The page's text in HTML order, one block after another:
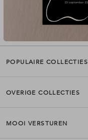
POPULAIRE COLLECTIES
OVERIGE COLLECTIES
MOOI VERSTUREN